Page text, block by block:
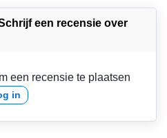
een recensie over
een recensie te plaatsen
in